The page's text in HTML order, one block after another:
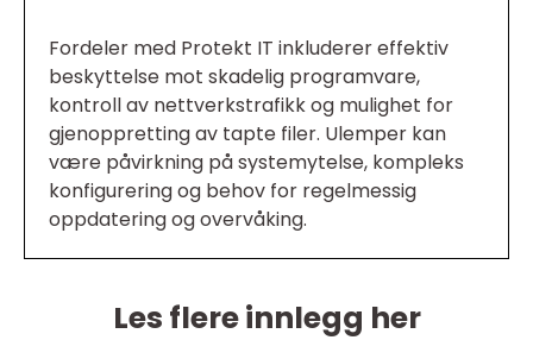
Fordeler med Protekt IT inkluderer effektiv
beskyttelse mot skadelig programvare,
kontroll av nettverkstrafikk og mulighet for
gjenoppretting av tapte filer. Ulemper kan
være påvirkning på systemytelse, kompleks
konfigurering og behov for regelmessig
oppdatering og overvåking.
Les flere innlegg her